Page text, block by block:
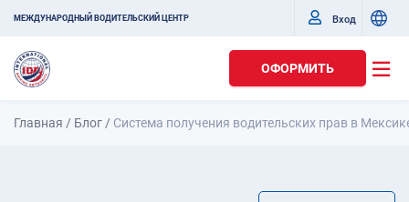
МЕЖДУНАРОДНЫЙ ВОДИТЕЛЬСКИЙ ЦЕНТР Вход
ОФОРМИТЬ
Главная / Блог / Система получения водительских прав в